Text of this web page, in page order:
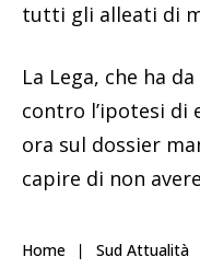
tutti gli alleati di
La Lega, che ha
contro l’ipotesi di
ora sul dossier
capire di non
Home Sud Attualità